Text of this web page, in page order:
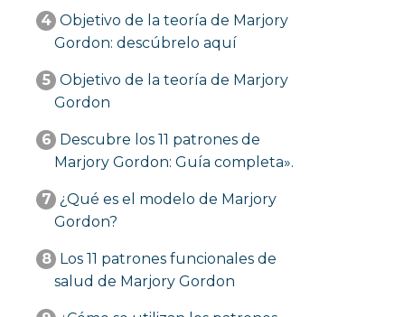
4 Objetivo de la teoría de Marjory
Gordon: descúbrelo aquí
5 Objetivo de la teoría de Marjory
Gordon
6 Descubre los 11 patrones de
Marjory Gordon: Guía completa».
7 ¿Qué es el modelo de Marjory
Gordon?
8 Los 11 patrones funcionales de
salud de Marjory Gordon